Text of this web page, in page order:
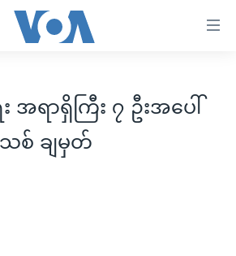
အရာရှိကြီး ၇ ဦးအပေါ်
စ် ချမှတ်